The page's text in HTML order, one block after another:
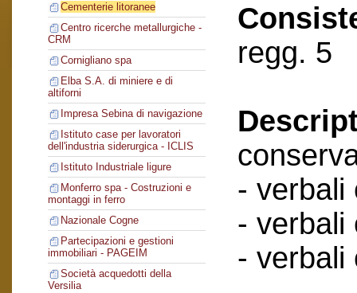
Cementerie litoranee
Centro ricerche metallurgiche -
CRM
Cornigliano spa
Elba S.A. di miniere e di
altiforni
Impresa Sebina di navigazione
Istituto case per lavoratori
dell'industria siderurgica - ICLIS
Istituto Industriale ligure
Monferro spa - Costruzioni e
montaggi in ferro
Nazionale Cogne
Partecipazioni e gestioni
immobiliari - PAGEIM
Società acquedotti della
Versilia
regg. 5
- verbali
- verbali
- verbali